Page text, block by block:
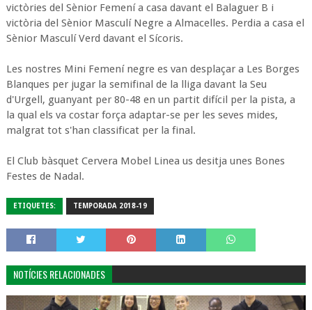
victòries del Sènior Femení a casa davant el Balaguer B i
victòria del Sènior Masculí Negre a Almacelles. Perdia a casa el
Sènior Masculí Verd davant el Sícoris.
Les nostres Mini Femení negre es van desplaçar a Les Borges
Blanques per jugar la semifinal de la lliga davant la Seu
d'Urgell, guanyant per 80-48 en un partit difícil per la pista, a
la qual els va costar força adaptar-se per les seves mides,
malgrat tot s'han classificat per la final.
El Club bàsquet Cervera Mobel Linea us desitja unes Bones
Festes de Nadal.
ETIQUETES: TEMPORADA 2018-19
NOTÍCIES RELACIONADES